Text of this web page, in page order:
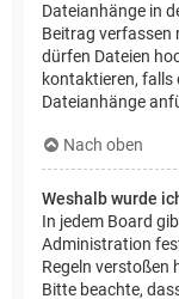
Dateianhänge in
Beitrag verfassen
dürfen Dateien
kontaktieren, falls
Dateianhänge
Nach oben
Weshalb wurde
In jedem Board
Administration
Regeln verstoßen
Bitte beachte,